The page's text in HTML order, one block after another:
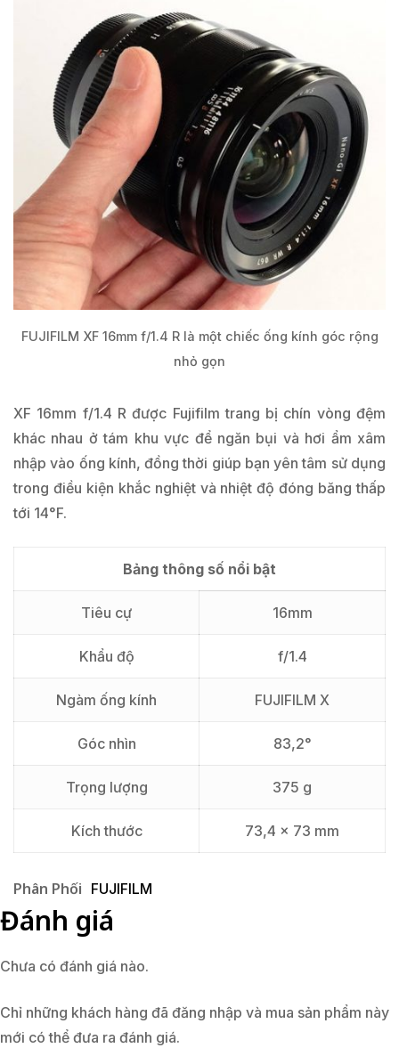
FUJIFILM XF 16mm f/1.4 R là một chiếc ống kính góc rộng
nhỏ gọn
XF 16mm f/1.4 R được Fujifilm trang bị chín vòng đệm
khác nhau ở tám khu vực để ngăn bụi và hơi ẩm xâm
nhập vào ống kính, đồng thời giúp bạn yên tâm sử dụng
trong điều kiện khắc nghiệt và nhiệt độ đóng băng thấp
tới 14°F.
Bảng thông số nổi bật
Tiêu cự 16mm
Khẩu độ f/1.4
Ngàm ống kính FUJIFILM X
Góc nhìn 83,2°
Trọng lượng 375 g
Kích thước 73,4 x 73 mm
Phân Phối FUJIFILM
Đánh giá
Chưa có đánh giá nào.
Chỉ những khách hàng đã đăng nhập và mua sản phẩm này
mới có thể đưa ra đánh giá.